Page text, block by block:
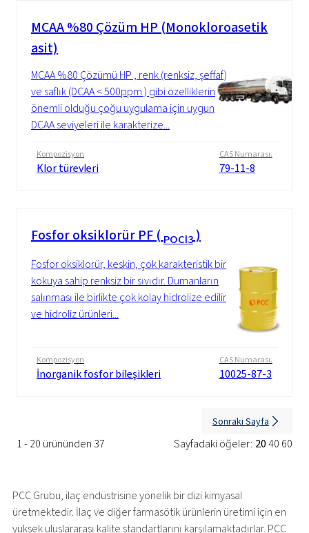
MCAA %80 Çözüm HP (Monokloroasetik
asit)
MCAA %80 Çözümü HP , renk (renksiz, şeffaf)
ve saflık (DCAA < 500ppm ) gibi özelliklerin
önemli olduğu çoğu uygulama için uygun
DCAA seviyeleri ile karakterize...
Kompozisyon
Klor türevleri
CAS Numarası.
79-11-8
Fosfor oksiklorür PF ( POCl3 )
Fosfor oksiklorür, keskin, çok karakteristik bir
kokuya sahip renksiz bir sıvıdır. Dumanların
salınması ile birlikte çok kolay hidrolize edilir
ve hidroliz ürünleri...
Kompozisyon
İnorganik fosfor bileşikleri
CAS Numarası.
10025-87-3
1 - 20 ürününden 37 Sayfadaki öğeler: 2040 60
Sonraki Sayfa
PCC Grubu, ilaç endüstrisine yönelik bir dizi kimyasal
üretmektedir. İlaç ve diğer farmasötik ürünlerin üretimi için en
yüksek uluslararası kalite standartlarını karşılamaktadırlar. PCC